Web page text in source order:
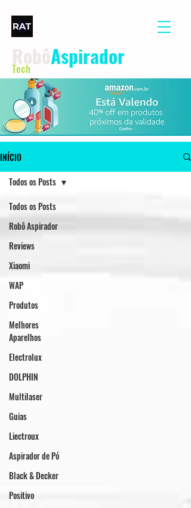
Aspirador
Tech
INÍCIO
Todos os Posts
Robô Aspirador
Reviews
Xiaomi
WAP
Produtos
Melhores
Aparelhos
Electrolux
DOLPHIN
Multilaser
Guias
Liectroux
Aspirador de Pó
Black & Decker
Positivo
Todos os Posts